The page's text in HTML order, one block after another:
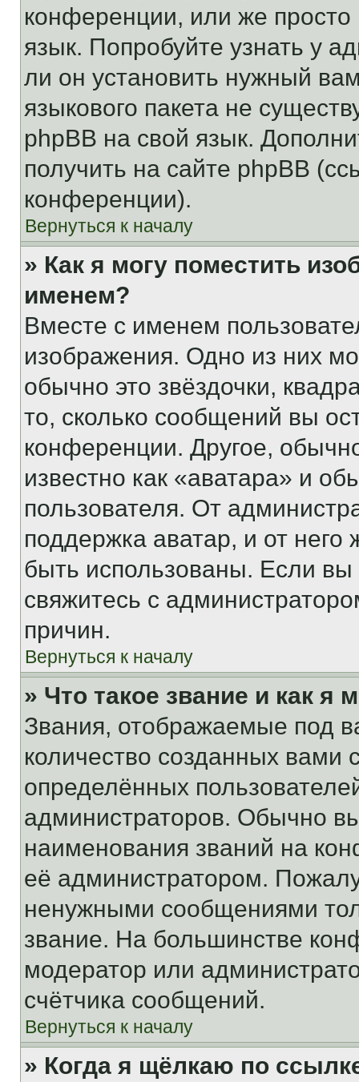
конференции, или же
язык. Попробуйте узнать у
ли он установить нужный
языкового пакета не
phpBB на свой язык.
получить на сайте phpBB
конференции).
Вернуться к началу
» Как я могу поместить
именем?
Вместе с именем
изображения. Одно из них
обычно это звёздочки,
то, сколько сообщений вы
конференции. Другое,
известно как «аватара» и
пользователя. От
поддержка аватар, и от него
быть использованы. Если
свяжитесь с
причин.
Вернуться к началу
» Что такое звание и как я
Звания, отображаемые под
количество созданных
определённых
администраторов. Обычно
наименования званий на
её администратором.
ненужными сообщениями
звание. На большинстве
модератор или
счётчика сообщений.
Вернуться к началу
» Когда я щёлкаю по